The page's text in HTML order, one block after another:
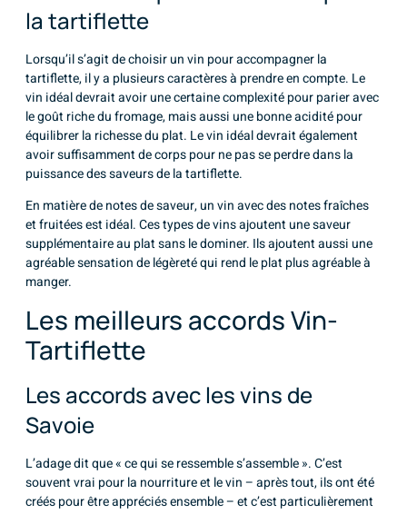
la tartiflette
Lorsqu’il s’agit de choisir un vin pour accompagner la
tartiflette, il y a plusieurs caractères à prendre en compte. Le
vin idéal devrait avoir une certaine complexité pour parier avec
le goût riche du fromage, mais aussi une bonne acidité pour
équilibrer la richesse du plat. Le vin idéal devrait également
avoir suffisamment de corps pour ne pas se perdre dans la
puissance des saveurs de la tartiflette.
En matière de notes de saveur, un vin avec des notes fraîches
et fruitées est idéal. Ces types de vins ajoutent une saveur
supplémentaire au plat sans le dominer. Ils ajoutent aussi une
agréable sensation de légèreté qui rend le plat plus agréable à
manger.
Les meilleurs accords Vin-
Tartiflette
Les accords avec les vins de
Savoie
L’adage dit que « ce qui se ressemble s’assemble ». C’est
souvent vrai pour la nourriture et le vin – après tout, ils ont été
créés pour être appréciés ensemble – et c’est particulièrement